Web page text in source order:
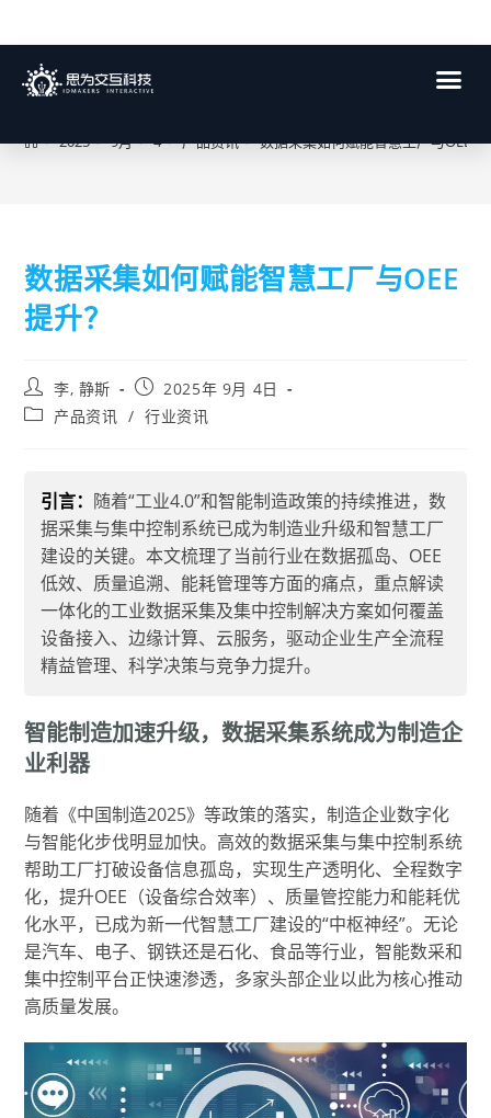
博客
> 2025 > 9月 > 4 > 产品资讯 > 数据采集如何赋能智慧工厂与OEE提
数据采集如何赋能智慧工厂与OEE
提升？
李, 静斯
2025年 9月 4日
产品资讯 / 行业资讯
引言： 随着“工业4.0”和智能制造政策的持续推进，数
据采集与集中控制系统已成为制造业升级和智慧工厂
建设的关键。本文梳理了当前行业在数据孤岛、OEE
低效、质量追溯、能耗管理等方面的痛点，重点解读
一体化的工业数据采集及集中控制解决方案如何覆盖
设备接入、边缘计算、云服务，驱动企业生产全流程
精益管理、科学决策与竞争力提升。
智能制造加速升级，数据采集系统成为制造企
业利器
随着《中国制造2025》等政策的落实，制造企业数字化
与智能化步伐明显加快。高效的数据采集与集中控制系统
帮助工厂打破设备信息孤岛，实现生产透明化、全程数字
化，提升OEE（设备综合效率）、质量管控能力和能耗优
化水平，已成为新一代智慧工厂建设的“中枢神经”。无论
是汽车、电子、钢铁还是石化、食品等行业，智能数采和
集中控制平台正快速渗透，多家头部企业以此为核心推动
高质量发展。